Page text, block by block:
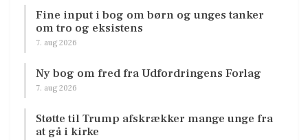
Fine input i bog om børn og unges tanker
om tro og eksistens
7. aug 2026
Ny bog om fred fra Udfordringens Forlag
7. aug 2026
Støtte til Trump afskrækker mange unge fra
at gå i kirke